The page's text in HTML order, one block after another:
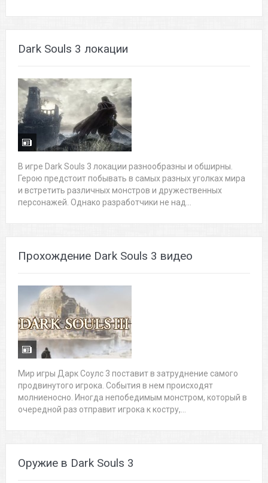
Dark Souls 3 локации
В игре Dark Souls 3 локации разнообразны и обширны.
Герою предстоит побывать в самых разных уголках мира
и встретить различных монстров и дружественных
персонажей. Однако разработчики не над...
Прохождение Dark Souls 3 видео
Мир игры Дарк Соулс 3 поставит в затруднение самого
продвинутого игрока. События в нем происходят
молниеносно. Иногда непобедимым монстром, который в
очередной раз отправит игрока к костру,...
Оружие в Dark Souls 3